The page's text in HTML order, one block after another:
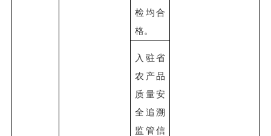
检均合
格。
入驻省
农产品
质量安
全追溯
监管信